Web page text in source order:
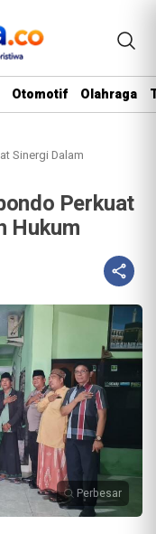
Otomotif Olahraga
Sinergi Dalam
Perkuat
Hukum
Perbesar